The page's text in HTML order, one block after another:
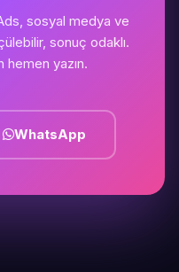
sosyal medya ve
sonuç odaklı.
yazın.
WhatsApp